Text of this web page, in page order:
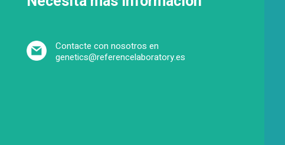
Contacte con nosotros en
genetics@referencelaboratory.es